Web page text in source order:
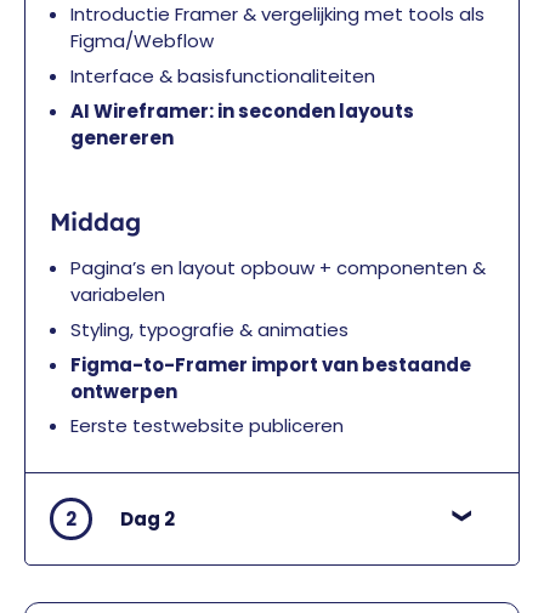
Introductie Framer & vergelijking met tools als
Figma/Webflow
Interface & basisfunctionaliteiten
AI Wireframer: in seconden layouts
genereren
Middag
Pagina’s en layout opbouw + componenten &
variabelen
Styling, typografie & animaties
Figma-to-Framer import van bestaande
ontwerpen
Eerste testwebsite publiceren
2 Dag 2